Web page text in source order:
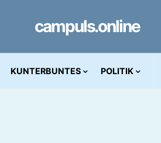
campuls.online
KUNTERBUNTES POLITIK